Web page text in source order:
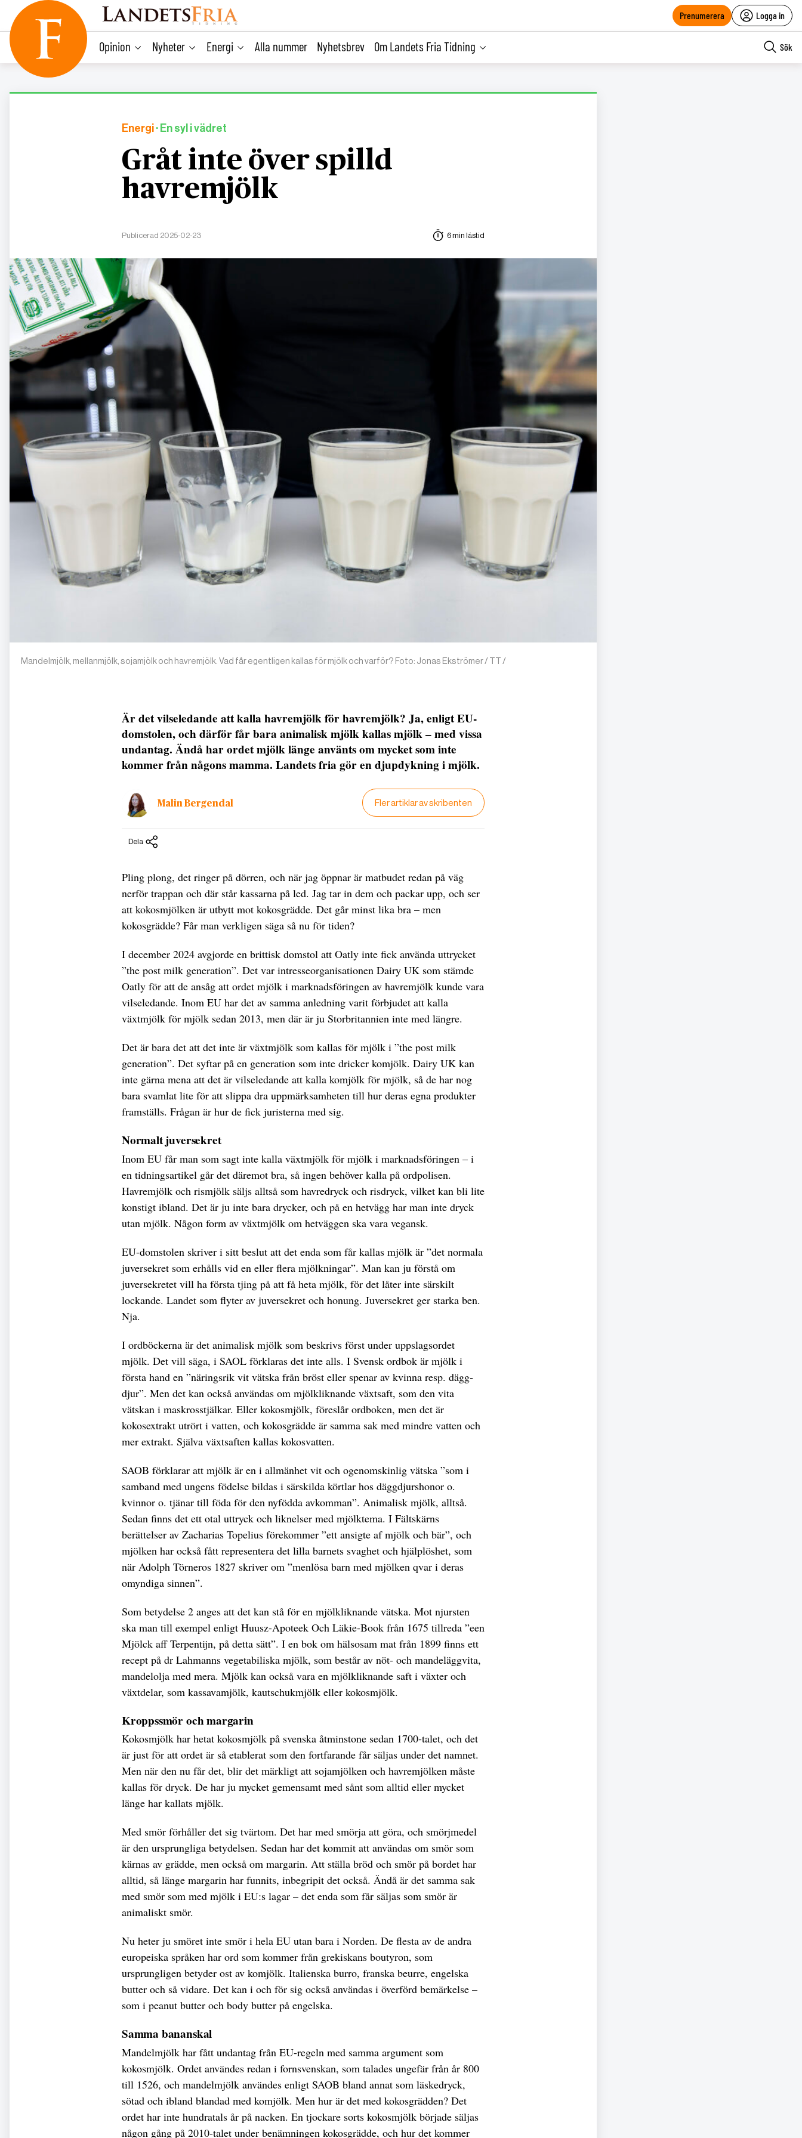
content
Prenumerera Logga in
Opinion Nyheter Energi Alla nummer Nyhetsbrev Om Landets Fria Tidning Sök
Energi· En syl i vädret
Gråt inte över spilld
havremjölk
Publicerad 2025-02-23 6 min lästid
Mandelmjölk, mellanmjölk, sojamjölk och havremjölk. Vad får egentligen kallas för mjölk och varför? Foto: Jonas Ekströmer / TT /
Är det vilseledande att kalla havremjölk för havremjölk? Ja, enligt EU-
domstolen, och därför får bara animalisk mjölk kallas mjölk – med vissa
undantag. Ändå har ordet mjölk länge använts om mycket som inte
kommer från någons mamma. Landets fria gör en djupdykning i mjölk.
Malin Bergendal Fler artiklar av skribenten
Dela
Pling plong, det ringer på dörren, och när jag öppnar är matbudet redan på väg
nerför trappan och där står kassarna på led. Jag tar in dem och packar upp, och ser
att kokosmjölken är utbytt mot kokosgrädde. Det går minst lika bra – men
kokosgrädde? Får man verkligen säga så nu för tiden?
I december 2024 avgjorde en brittisk domstol att Oatly inte fick använda uttrycket
”the post milk generation”. Det var intresseorganisationen Dairy UK som stämde
Oatly för att de ansåg att ordet mjölk i marknadsföringen av havremjölk kunde vara
vilseledande. Inom EU har det av samma anledning varit förbjudet att kalla
växtmjölk för mjölk sedan 2013, men där är ju Storbritannien inte med längre.
Det är bara det att det inte är växtmjölk som kallas för mjölk i ”the post milk
generation”. Det syftar på en generation som inte dricker komjölk. Dairy UK kan
inte gärna mena att det är vilseledande att kalla komjölk för mjölk, så de har nog
bara svamlat lite för att slippa dra uppmärksamheten till hur deras egna produkter
framställs. Frågan är hur de fick juristerna med sig.
Normalt juversekret
Inom EU får man som sagt inte kalla växtmjölk för mjölk i marknadsföringen – i
en tidningsartikel går det däremot bra, så ingen behöver kalla på ordpolisen.
Havremjölk och rismjölk säljs alltså som havredryck och risdryck, vilket kan bli lite
konstigt ibland. Det är ju inte bara drycker, och på en hetvägg har man inte dryck
utan mjölk. Någon form av växtmjölk om hetväggen ska vara vegansk.
EU-domstolen skriver i sitt beslut att det enda som får kallas mjölk är ”det normala
juversekret som erhålls vid en eller flera mjölkningar”. Man kan ju förstå om
juversekretet vill ha första tjing på att få heta mjölk, för det låter inte särskilt
lockande. Landet som flyter av juversekret och honung. Juversekret ger starka ben.
Nja.
I ordböckerna är det animalisk mjölk som beskrivs först under uppslagsordet
mjölk. Det vill säga, i SAOL förklaras det inte alls. I Svensk ordbok är mjölk i
första hand en ”närings­rik vit vätska från bröst eller spenar av kvinna resp. dägg­
djur”. Men det kan också användas om mjölkliknande växtsaft, som den vita
vätskan i maskrosstjälkar. Eller kokosmjölk, föreslår ordboken, men det är
kokosextrakt utrört i vatten, och kokosgrädde är samma sak med mindre vatten och
mer extrakt. Själva växtsaften kallas kokosvatten.
SAOB förklarar att mjölk är en i allmänhet vit och ogenomskinlig vätska ”som i
samband med ungens födelse bildas i särskilda körtlar hos däggdjurshonor o.
kvinnor o. tjänar till föda för den nyfödda avkomman”. Animalisk mjölk, alltså.
Sedan finns det ett otal uttryck och liknelser med mjölktema. I Fältskärns
berättelser av Zacharias Topelius förekommer ”ett ansigte af mjölk och bär”, och
mjölken har också fått representera det lilla barnets svaghet och hjälplöshet, som
när Adolph Törneros 1827 skriver om ”menlösa barn med mjölken qvar i deras
omyndiga sinnen”.
Som betydelse 2 anges att det kan stå för en mjölkliknande vätska. Mot njursten
ska man till exempel enligt Huusz-Apoteek Och Läkie-Book från 1675 tillreda ”een
Mjölck aff Terpentijn, på detta sätt”. I en bok om hälsosam mat från 1899 finns ett
recept på dr Lahmanns vegetabiliska mjölk, som består av nöt- och mandeläggvita,
mandelolja med mera. Mjölk kan också vara en mjölkliknande saft i växter och
växtdelar, som kassavamjölk, kautschukmjölk eller kokosmjölk.
Kroppssmör och margarin
Kokosmjölk har hetat kokosmjölk på svenska åtminstone sedan 1700-talet, och det
är just för att ordet är så etablerat som den fortfarande får säljas under det namnet.
Men när den nu får det, blir det märkligt att sojamjölken och havremjölken måste
kallas för dryck. De har ju mycket gemensamt med sånt som alltid eller mycket
länge har kallats mjölk.
Med smör förhåller det sig tvärtom. Det har med smörja att göra, och smörjmedel
är den ursprungliga betydelsen. Sedan har det kommit att användas om smör som
kärnas av grädde, men också om margarin. Att ställa bröd och smör på bordet har
alltid, så länge margarin har funnits, inbegripit det också. Ändå är det samma sak
med smör som med mjölk i EU:s lagar – det enda som får säljas som smör är
animaliskt smör.
Nu heter ju smöret inte smör i hela EU utan bara i Norden. De flesta av de andra
europeiska språken har ord som kommer från grekiskans boutyron, som
ursprungligen betyder ost av komjölk. Italienska burro, franska beurre, engelska
butter och så vidare. Det kan i och för sig också användas i överförd bemärkelse –
som i peanut butter och body butter på engelska.
Samma bananskal
Mandelmjölk har fått undantag från EU-regeln med samma argument som
kokosmjölk. Ordet användes redan i fornsvenskan, som talades ungefär från år 800
till 1526, och mandelmjölk användes enligt SAOB bland annat som läskedryck,
sötad och ibland blandad med komjölk. Men hur är det med kokosgrädden? Det
ordet har inte hundratals år på nacken. En tjockare sorts kokosmjölk började säljas
någon gång på 2010-talet under benämningen kokosgrädde, och hur det kommer